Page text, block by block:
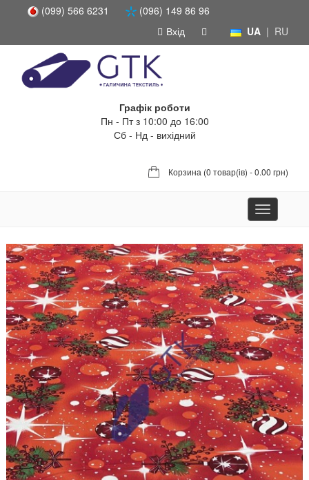
(099) 566 6231
(096) 149 86 96
UA | RU
Вхід
Графік роботи
Пн - Пт з 10:00 до 16:00
Сб - Нд - вихідний
Корзина (0 товар(ів) - 0.00 грн)
Toggle
navigation